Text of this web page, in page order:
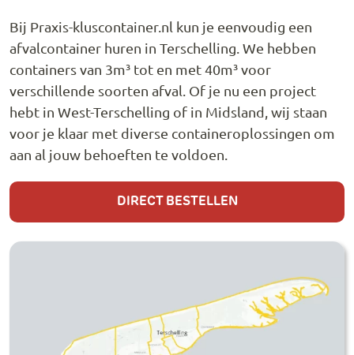
Bij Praxis-kluscontainer.nl kun je eenvoudig een
afvalcontainer huren in Terschelling. We hebben
containers van 3m³ tot en met 40m³ voor
verschillende soorten afval. Of je nu een project
hebt in West-Terschelling of in Midsland, wij staan
voor je klaar met diverse containeroplossingen om
aan al jouw behoeften te voldoen.
DIRECT BESTELLEN